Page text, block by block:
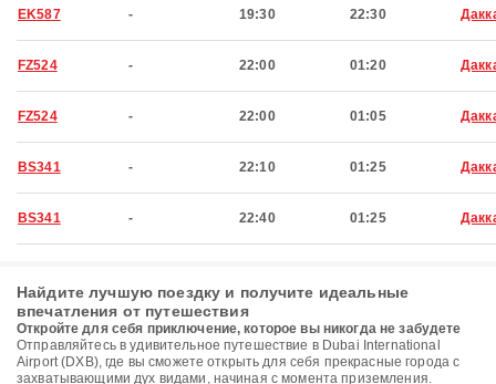
EK587 - 19:30 22:30
FZ524 - 22:00 01:20
FZ524 - 22:00 01:05
BS341 - 22:10 01:25
BS341 - 22:40 01:25
Найдите лучшую поездку и получите идеальные
впечатления от путешествия
Откройте для себя приключение, которое вы никогда не забудете
Отправляйтесь в удивительное путешествие в Dubai International
Airport (DXB), где вы сможете открыть для себя прекрасные города с
захватывающими дух видами, начиная с момента приземления.